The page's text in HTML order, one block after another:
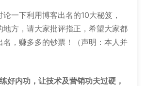
一下利用博客出名的10大秘笈，
地方，请大家批评指正，希望大家都
名，赚多多的钞票！（声明：本人并
好内功，让技术及营销功夫过硬，